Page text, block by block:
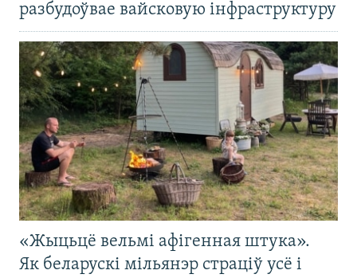
разбудоўвае вайсковую інфраструктуру
«Жыцьцё вельмі афігенная штука».
Як беларускі мільянэр страціў усё і